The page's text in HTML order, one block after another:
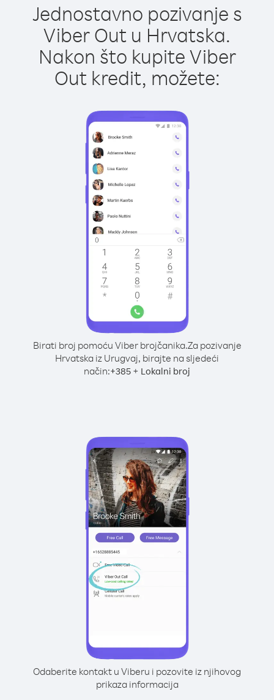
Jednostavno pozivanje s
Viber Out u Hrvatska.
Nakon što kupite Viber
Out kredit, možete:
Birati broj pomoću Viber brojčanika.Za pozivanje
Hrvatska iz Urugvaj, birajte na sljedeći
način:+385 + Lokalni broj
Odaberite kontakt u Viberu i pozovite iz njihovog
prikaza informacija